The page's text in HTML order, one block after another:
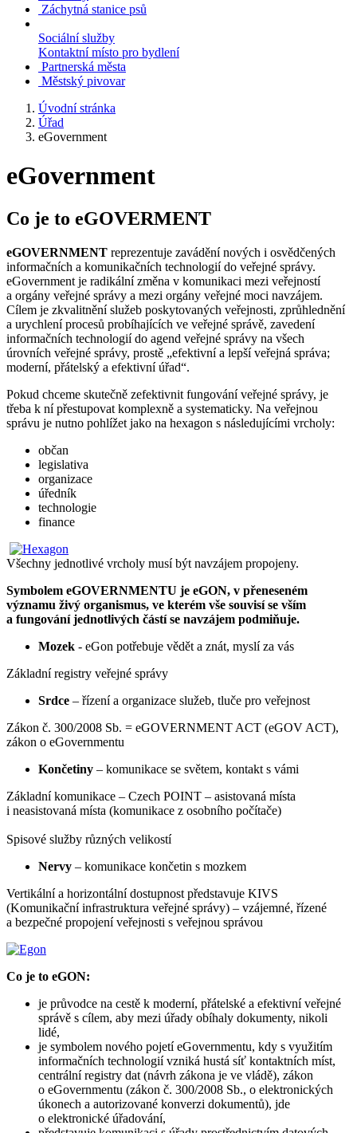
Záchytná stanice psů
Sociální služby
Kontaktní místo pro bydlení
Partnerská města
Městský pivovar
Úvodní stránka
Úřad
eGovernment
eGovernment
Co je to eGOVERMENT
eGOVERNMENT reprezentuje zavádění nových i osvědčených
informačních a komunikačních technologií do veřejné správy.
eGovernment je radikální změna v komunikaci mezi veřejností
a orgány veřejné správy a mezi orgány veřejné moci navzájem.
Cílem je zkvalitnění služeb poskytovaných veřejnosti, zprůhlednění
a urychlení procesů probíhajících ve veřejné správě, zavedení
informačních technologií do agend veřejné správy na všech
úrovních veřejné správy, prostě „efektivní a lepší veřejná správa;
moderní, přátelský a efektivní úřad“.
Pokud chceme skutečně zefektivnit fungování veřejné správy, je
třeba k ní přestupovat komplexně a systematicky. Na veřejnou
správu je nutno pohlížet jako na hexagon s následujícími vrcholy:
občan
legislativa
organizace
úředník
technologie
finance
Všechny jednotlivé vrcholy musí být navzájem propojeny.
Symbolem eGOVERNMENTU je eGON, v přeneseném
významu živý organismus, ve kterém vše souvisí se vším
a fungování jednotlivých částí se navzájem podmiňuje.
Mozek - eGon potřebuje vědět a znát, myslí za vás
Základní registry veřejné správy
Srdce – řízení a organizace služeb, tluče pro veřejnost
Zákon č. 300/2008 Sb. = eGOVERNMENT ACT (eGOV ACT),
zákon o eGovernmentu
Končetiny – komunikace se světem, kontakt s vámi
Základní komunikace – Czech POINT – asistovaná místa
i neasistovaná místa (komunikace z osobního počítače)
Spisové služby různých velikostí
Nervy – komunikace končetin s mozkem
Vertikální a horizontální dostupnost představuje KIVS
(Komunikační infrastruktura veřejné správy) – vzájemné, řízené
a bezpečné propojení veřejnosti s veřejnou správou
Co je to eGON:
je průvodce na cestě k moderní, přátelské a efektivní veřejné
správě s cílem, aby mezi úřady obíhaly dokumenty, nikoli
lidé,
je symbolem nového pojetí eGovernmentu, kdy s využitím
informačních technologií vzniká hustá síť kontaktních míst,
centrální registry dat (návrh zákona je ve vládě), zákon
o eGovernmentu (zákon č. 300/2008 Sb., o elektronických
úkonech a autorizované konverzi dokumentů), jde
o elektronické úřadování,